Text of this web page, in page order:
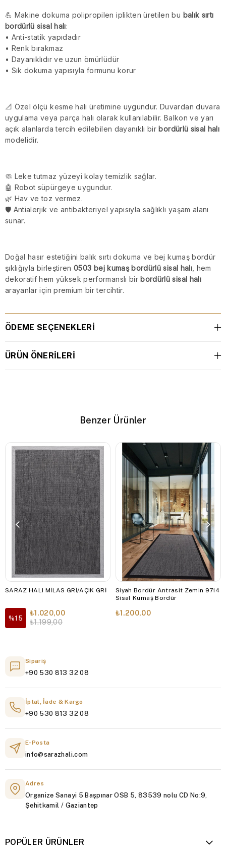
💪 Makine dokuma polipropilen iplikten üretilen bu balık sırtı
bordürlü sisal halı:
• Anti-statik yapıdadır
• Renk bırakmaz
• Dayanıklıdır ve uzun ömürlüdür
• Sık dokuma yapısıyla formunu korur
📐 Özel ölçü kesme halı üretimine uygundur. Duvardan duvara
uygulama veya parça halı olarak kullanılabilir. Balkon ve yarı
açık alanlarda tercih edilebilen dayanıklı bir bordürlü sisal halı
modelidir.
🧼 Leke tutmaz yüzeyi kolay temizlik sağlar.
🤖 Robot süpürgeye uygundur.
🌿 Hav ve toz vermez.
🛡 Antialerjik ve antibakteriyel yapısıyla sağlıklı yaşam alanı
sunar.
Doğal hasır estetiğini balık sırtı dokuma ve bej kumaş bordür
şıklığıyla birleştiren0503 bej kumaş bordürlü sisal halı, hem
dekoratif hem yüksek performanslı bir bordürlü sisal halı
arayanlar için premium bir tercihtir.
ÖDEME SEÇENEKLERI
ÜRÜN ÖNERILERI
Benzer Ürünler
SARAZ HALI MİLAS GRİ/AÇIK GRİ
%15
₺1.020,00
₺1.199,00
Siyah Bordür Antrasit Zemin 9714
Sisal Kumaş Bordür
₺1.200,00
Sipariş
+90 530 813 32 08
İptal, İade & Kargo
+90 530 813 32 08
E-Posta
info@sarazhali.com
Adres
Organize Sanayi 5 Başpınar OSB 5, 83539 nolu CD No:9,
Şehitkamil / Gaziantep
POPÜLER ÜRÜNLER